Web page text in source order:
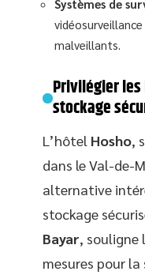
Systèmes de
malveillants.
Privilégier les
stockage
L’hôtel Hosho,
dans le Val-de-
alternative
stockage
Bayar, souligne
mesures pour la